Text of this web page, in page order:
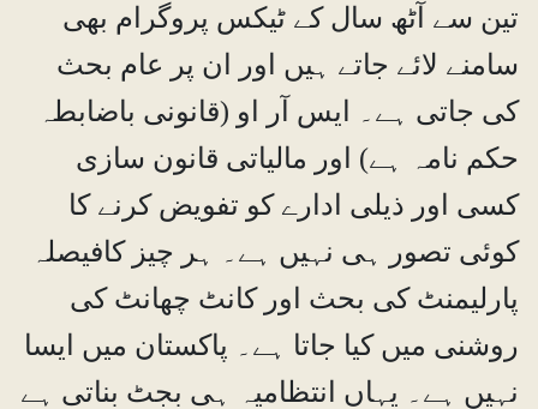
تین سے آٹھ سال کے ٹیکس پروگرام بھی
سامنے لائے جاتے ہیں اور ان پر عام بحث
کی جاتی ہے۔ ایس آر او (قانونی باضابطہ
حکم نامہ ہے) اور مالیاتی قانون سازی
کسی اور ذیلی ادارے کو تفویض کرنے کا
کوئی تصور ہی نہیں ہے۔ ہر چیز کافیصلہ
پارلیمنٹ کی بحث اور کانٹ چھانٹ کی
روشنی میں کیا جاتا ہے۔ پاکستان میں ایسا
نہیں ہے۔ یہاں انتظامیہ ہی بجٹ بناتی ہے